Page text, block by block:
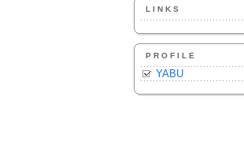
LINKS
PROFILE
YABU